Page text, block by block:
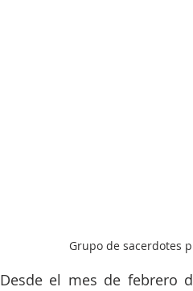
Grupo de sacerdotes
Desde el mes de febrero